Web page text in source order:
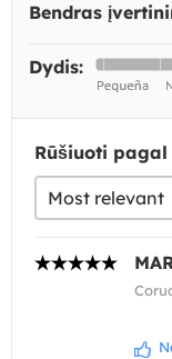
Bendras
Dydis:
Rūšiuoti pagal